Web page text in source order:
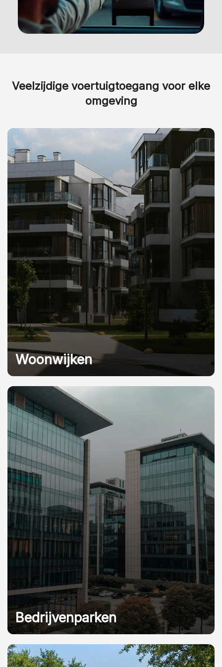
Veelzijdige voertuigtoegang voor elke
omgeving
Woonwijken
Bedrijvenparken